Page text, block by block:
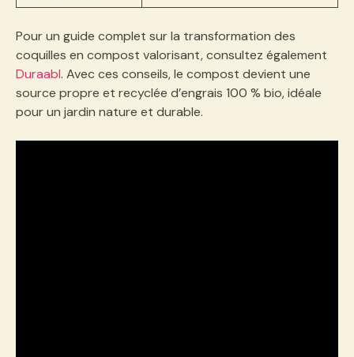
Pour un guide complet sur la transformation des
coquilles en compost valorisant, consultez également
Duraabl. Avec ces conseils, le compost devient une
source propre et recyclée d’engrais 100 % bio, idéale
pour un jardin nature et durable.